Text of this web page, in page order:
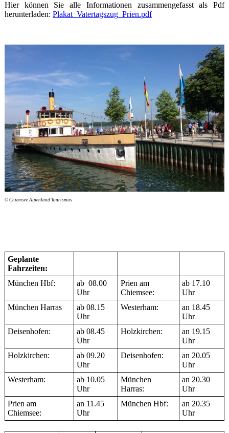
Hier können Sie alle Informationen zusammengefasst als Pdf
herunterladen: Plakat_Vatertagszug_Prien.pdf
© Chiemsee Alpenland Tourismus
Geplante
Fahrzeiten:
München Hbf:
ab 08.00
Uhr
Prien am
Chiemsee:
ab 17.10
Uhr
München Harras
ab 08.15
Uhr
Westerham:
an 18.45
Uhr
Deisenhofen:
ab 08.45
Uhr
Holzkirchen:
an 19.15
Uhr
Holzkirchen:
ab 09.20
Uhr
Deisenhofen:
an 20.05
Uhr
Westerham:
ab 10.05
Uhr
München
Harras:
an 20.30
Uhr
Prien am
Chiemsee:
an 11.45
Uhr
München Hbf:
an 20.35
Uhr